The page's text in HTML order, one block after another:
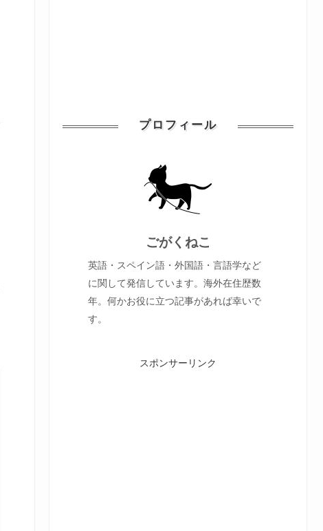
プロフィール
ごがくねこ
英語・スペイン語・外国語・言語学など
に関して発信しています。海外在住歴数
年。何かお役に立つ記事があれば幸いで
す。
スポンサーリンク